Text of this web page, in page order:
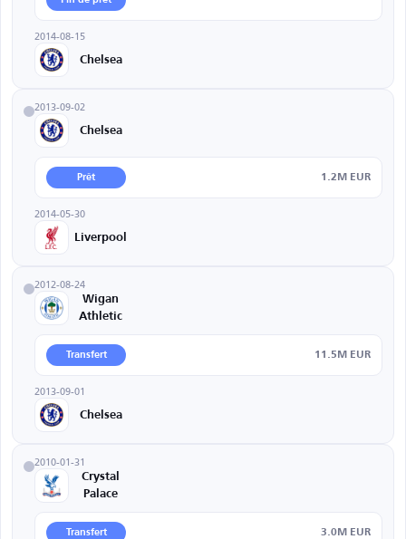
2014-08-15
Chelsea
2013-09-02
Chelsea
Prêt 1.2M EUR
2014-05-30
Liverpool
2012-08-24
Wigan
Athletic
Transfert 11.5M EUR
2013-09-01
Chelsea
2010-01-31
Crystal
Palace
Transfert 3.0M EUR